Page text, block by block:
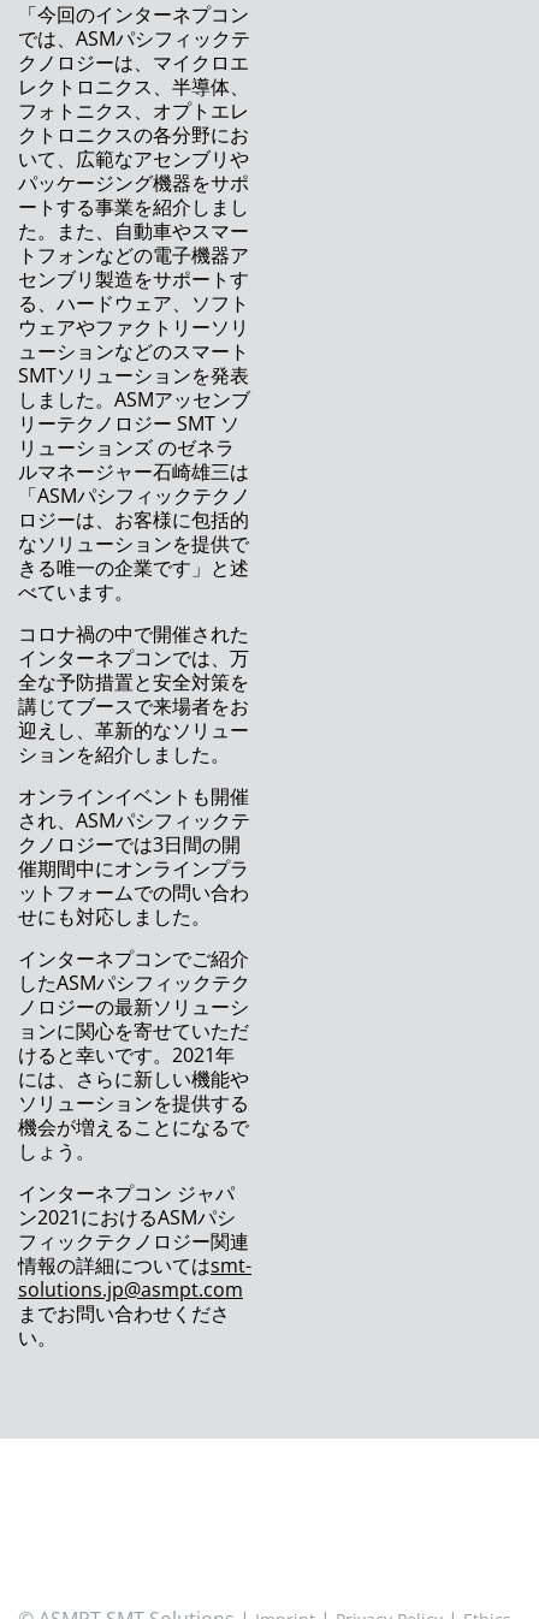
作業負荷のバランス調整でオペレーターを自動
管理？ もはや夢ではありません！
リモートスマートファクトリーによりリモート
で生産ラインをサポート
NPI最優秀賞を受賞したASMオンライン学習ツ
ール
次世代の製造現場管理ソリューション – ASM
Works
DEKの個片基板アライメントシステム
（MASS）
ASM Pacific Technology、2020年の年度決算
を発表
多品種生産に最適な柔軟性の高い実装プラット
フォーム
工場全体の機器メンテナンス管理用ソフトウェ
ア
Waldemar Christen、 ASM SMT ソリューショ
ンズのCRM 担当VPに就任
ASMパシフィックテクノロジー、インターネ
プコン ジャパン2021で包括的なソリューショ
ンを発表
インターネプコン ジャパン 2021
生産性を最大化するスマートソリューション
ASM ProcessExpert：常識を覆すステンシル印
刷プロセスの安定を実現
ASMのはんだボール搭載ソリューション
アドバンストパッケージング：部品実装制御
電子機器メーカーが注目する統合型スマートフ
ァクトリーソリューション
ASM が新世代の SIPLACE SX を発表
統合スマートファクトリーを迅速かつ確実に実
現するソリューション
印刷に必要な全てのものを提供致します
ASMPT、 2020年度中間決算を発表
成功
常に先を行くASMは、スタートラインでも一歩
「今回のインターネプコン
では、ASMパシフィックテ
クノロジーは、マイクロエ
レクトロニクス、半導体、
フォトニクス、オプトエレ
クトロニクスの各分野にお
いて、広範なアセンブリや
パッケージング機器をサポ
ートする事業を紹介しまし
た。また、自動車やスマー
トフォンなどの電子機器ア
センブリ製造をサポートす
る、ハードウェア、ソフト
ウェアやファクトリーソリ
ューションなどのスマート
SMTソリューションを発表
しました。ASMアッセンブ
リーテクノロジー SMT ソ
リューションズ のゼネラ
ルマネージャー石崎雄三は
「ASMパシフィックテクノ
ロジーは、お客様に包括的
なソリューションを提供で
きる唯一の企業です」と述
べています。
コロナ禍の中で開催された
インターネプコンでは、万
全な予防措置と安全対策を
講じてブースで来場者をお
迎えし、革新的なソリュー
ションを紹介しました。
オンラインイベントも開催
され、ASMパシフィックテ
クノロジーでは3日間の開
催期間中にオンラインプラ
ットフォームでの問い合わ
せにも対応しました。
インターネプコンでご紹介
したASMパシフィックテク
ノロジーの最新ソリューシ
ョンに関心を寄せていただ
けると幸いです。2021年
には、さらに新しい機能や
ソリューションを提供する
機会が増えることになるで
しょう。
インターネプコン ジャパ
ン2021におけるASMパシ
フィックテクノロジー関連
情報の詳細についてはsmt-
solutions.jp@asmpt.com
までお問い合わせくださ
い。